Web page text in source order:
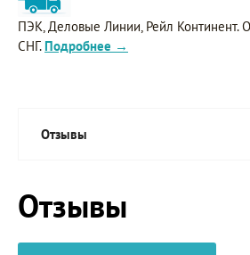
ПЭК, Деловые Линии, Рейл Континент.
СНГ. Подробнее →
Отзывы
Отзывы